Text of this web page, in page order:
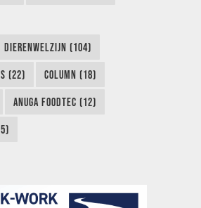
DIERENWELZIJN (104)
(22) COLUMN (18)
ANUGA FOODTEC (12)